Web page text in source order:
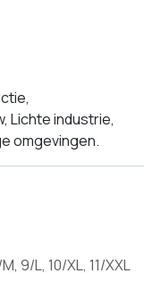
Lichte industrie,
omgevingen.
, 9/L, 10/XL, 11/XXL